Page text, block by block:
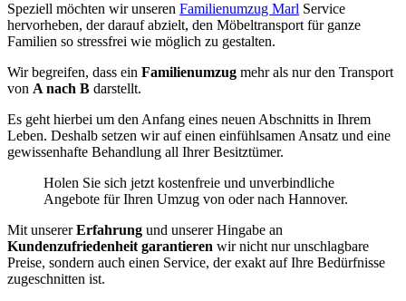
Speziell möchten wir unseren Familienumzug Marl Service
hervorheben, der darauf abzielt, den Möbeltransport für ganze
Familien so stressfrei wie möglich zu gestalten.
Wir begreifen, dass ein Familienumzug mehr als nur den Transport
von A nach B darstellt.
Es geht hierbei um den Anfang eines neuen Abschnitts in Ihrem
Leben. Deshalb setzen wir auf einen einfühlsamen Ansatz und eine
gewissenhafte Behandlung all Ihrer Besitztümer.
Holen Sie sich jetzt kostenfreie und unverbindliche
Angebote für Ihren Umzug von oder nach Hannover.
Mit unsererErfahrung und unserer Hingabe an
Kundenzufriedenheit garantieren wir nicht nur unschlagbare
Preise, sondern auch einen Service, der exakt auf Ihre Bedürfnisse
zugeschnitten ist.